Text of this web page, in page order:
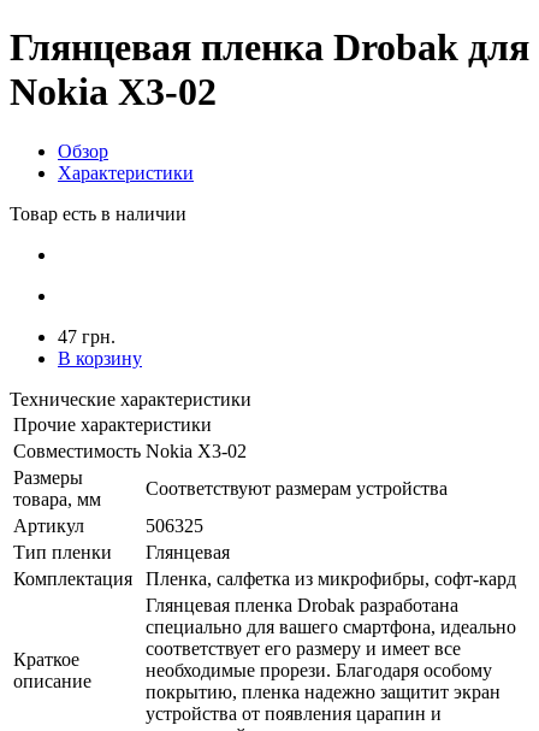
Глянцевая пленка Drobak для
Nokia X3-02
Обзор
Характеристики
Товар есть в наличии
47 грн.
В корзину
Технические характеристики
Прочие характеристики
Совместимость Nokia X3-02
Размеры
товара, мм
Соответствуют размерам устройства
Артикул
506325
Тип пленки
Глянцевая
Комплектация
Пленка, салфетка из микрофибры, софт-кард
Краткое
описание
Глянцевая пленка Drobak разработана
специально для вашего смартфона, идеально
соответствует его размеру и имеет все
необходимые прорези. Благодаря особому
покрытию, пленка надежно защитит экран
устройства от появления царапин и